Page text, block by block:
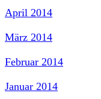
April 2014
März 2014
Februar 2014
Januar 2014